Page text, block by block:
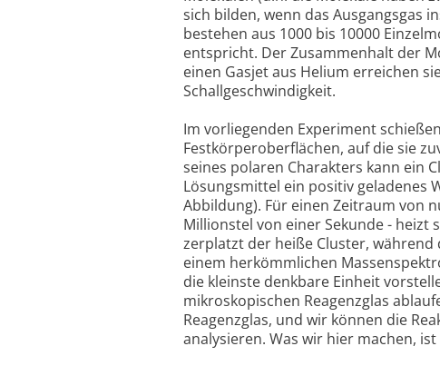
sich bilden, wenn das Ausgangsgas
bestehen aus 1000 bis 10000
entspricht. Der Zusammenhalt der
einen Gasjet aus Helium erreichen
Schallgeschwindigkeit.
Im vorliegenden Experiment
Festkörperoberflächen, auf die sie
seines polaren Charakters kann ein
Lösungsmittel ein positiv geladenes
Abbildung). Für einen Zeitraum von
Millionstel von einer Sekunde - heizt
zerplatzt der heiße Cluster, während
einem herkömmlichen
die kleinste denkbare Einheit
mikroskopischen Reagenzglas
Reagenzglas, und wir können die
analysieren. Was wir hier machen,